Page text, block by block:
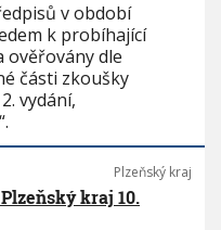
v období
k probíhající
ověřovány dle
části zkoušky
vydání,
Plzeňský kraj
kraj 10.